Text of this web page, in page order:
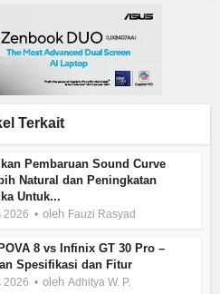
Terkait
Pembaruan Sound Curve
Natural dan Peningkatan
Untuk...
2026 oleh Fauzi Rasyad
8 vs Infinix GT 30 Pro –
Spesifikasi dan Fitur
2026 olehAdhitya W. P.